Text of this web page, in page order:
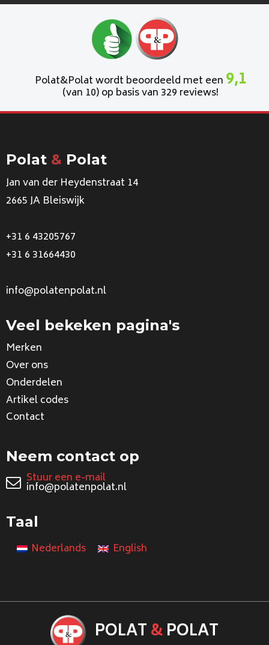
Polat&Polat wordt beoordeeld met een 9,1
(van 10) op basis van 329 reviews!
Polat & Polat
Jan van der Heydenstraat 14
2665 JA Bleiswijk
+31 6 43205767
+31 6 31664430
info@polatenpolat.nl
Veel bekeken pagina's
Merken
Over ons
Onderdelen
Artikel codes
Contact
Neem contact op
Stuur een e-mail
info@polatenpolat.nl
Taal
Nederlands English
POLAT&POLAT